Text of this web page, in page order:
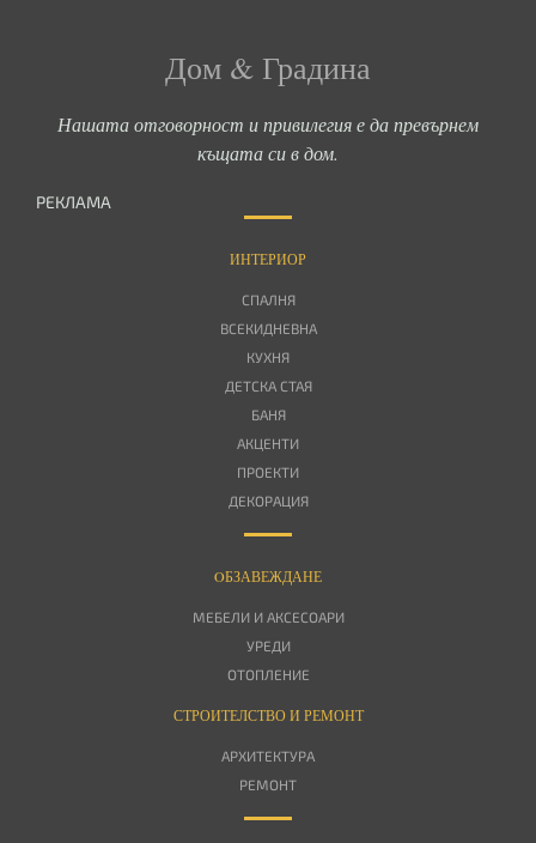
Дом & Градина
Нашата отговорност и привилегия е да превърнем
къщата си в дом.
РЕКЛАМА
ИНТЕРИОР
СПАЛНЯ
ВСЕКИДНЕВНА
КУХНЯ
ДЕТСКА СТАЯ
БАНЯ
АКЦЕНТИ
ПРОЕКТИ
ДЕКОРАЦИЯ
OБЗАВЕЖДАНЕ
МЕБЕЛИ И АКСЕСОАРИ
УРЕДИ
ОТОПЛЕНИЕ
СТРОИТЕЛСТВО И РЕМОНТ
АРХИТЕКТУРА
РЕМОНТ